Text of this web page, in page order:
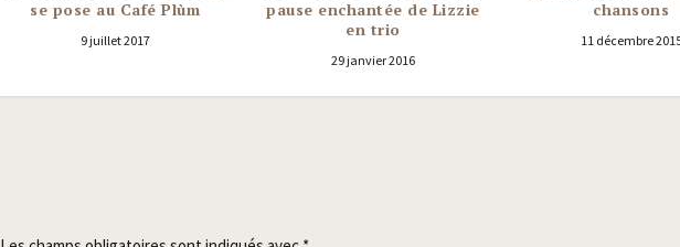
se pose au Café Plùm
9 juillet 2017
pause enchantée de Lizzie
en trio
29 janvier 2016
chansons
11 décembre